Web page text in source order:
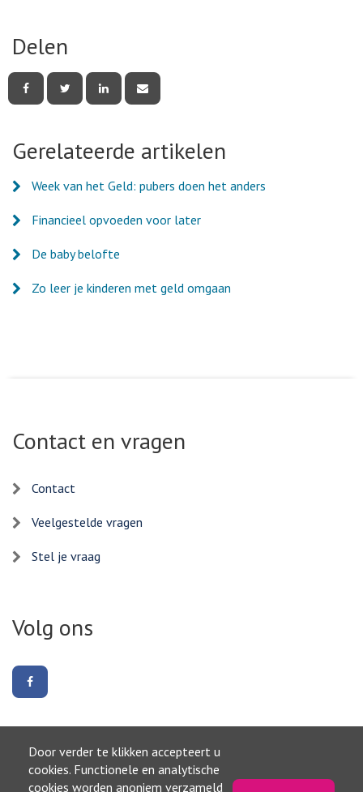
Door verder te klikken accepteert u
cookies. Functionele en analytische
cookies worden anoniem verzameld
Delen
deze deze deze deze
mail
Gerelateerde artikelen
Week van het Geld: pubers doen het anders
Financieel opvoeden voor later
De baby belofte
Zo leer je kinderen met geld omgaan
Contact en vragen
Contact
Veelgestelde vragen
Stel je vraag
Volg ons
ons
Naar boven